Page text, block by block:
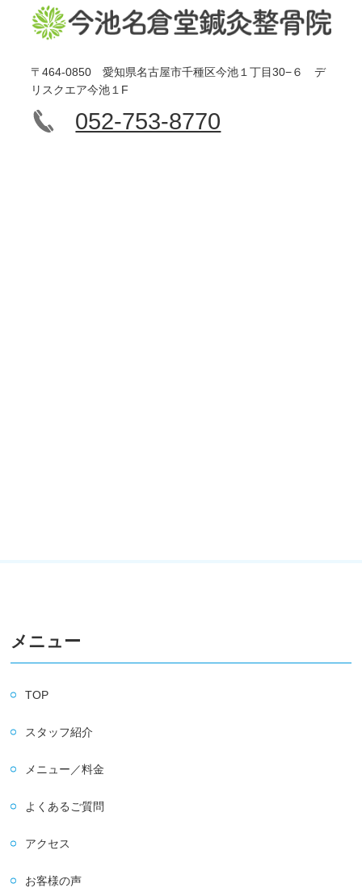
〒464-0850 愛知県名古屋市千種区今池１丁目30−６ デ
リスクエア今池１F
052-753-8770
メニュー
TOP
スタッフ紹介
メニュー／料金
よくあるご質問
アクセス
お客様の声